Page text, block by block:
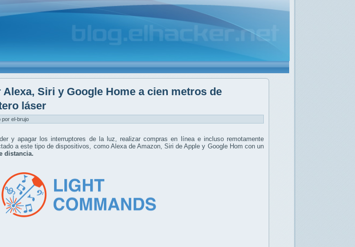
Alexa, Siri y Google Home a cien metros de
láser
por el-brujo
y apagar los interruptores de la luz, realizar compras en línea e incluso remotamente
a este tipo de dispositivos, como Alexa de Amazon, Siri de Apple y Google Hom con un
distancia.